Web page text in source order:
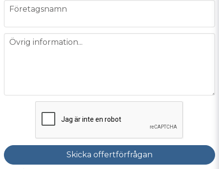
company
Företagsnamn
message
Övrig information...
Skicka offertförfrågan